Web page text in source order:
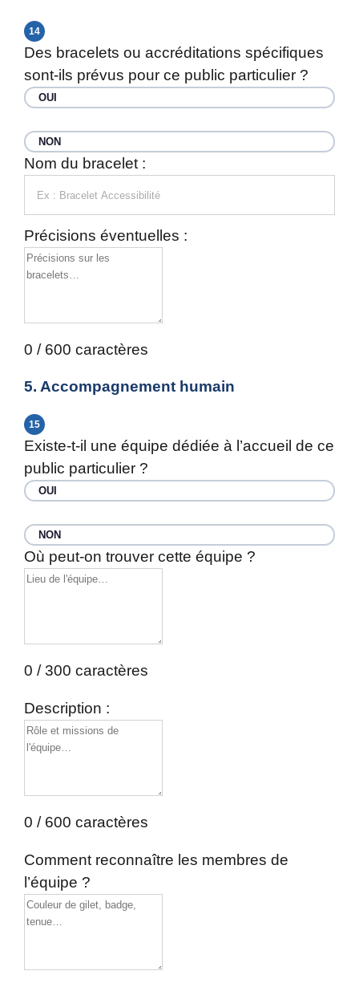
14
Des bracelets ou accréditations spécifiques
sont-ils prévus pour ce public particulier ?
OUI
NON
Nom du bracelet :
Précisions éventuelles :
0 / 600 caractères
5. Accompagnement humain
15
Existe-t-il une équipe dédiée à l’accueil de ce
public particulier ?
OUI
NON
Où peut-on trouver cette équipe ?
0 / 300 caractères
Description :
0 / 600 caractères
Comment reconnaître les membres de
l’équipe ?